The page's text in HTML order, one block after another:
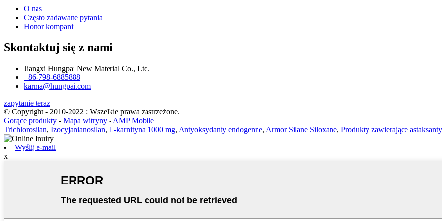
O nas
Często zadawane pytania
Honor kompanii
Skontaktuj się z nami
Jiangxi Hungpai New Material Co., Ltd.
+86-798-6885888
karma@hungpai.com
zapytanie teraz
© Copyright - 2010-2022 : Wszelkie prawa zastrzeżone.
Gorące produkty - Mapa witryny - AMP Mobile
Trichlorosilan, Izocyjanianosilan, L-karnityna 1000 mg, Antyoksydanty endogenne, Armor Silane Siloxane, Produkty zawierające
Wyślij e-mail
x